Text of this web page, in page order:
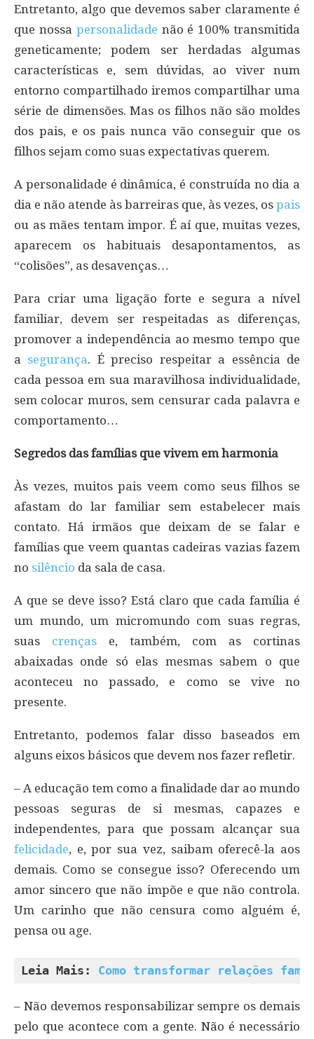
Entretanto, algo que devemos saber claramente é
que nossa personalidade não é 100% transmitida
geneticamente; podem ser herdadas algumas
características e, sem dúvidas, ao viver num
entorno compartilhado iremos compartilhar uma
série de dimensões. Mas os filhos não são moldes
dos pais, e os pais nunca vão conseguir que os
filhos sejam como suas expectativas querem.
A personalidade é dinâmica, é construída no dia a
dia e não atende às barreiras que, às vezes, os pais
ou as mães tentam impor. É aí que, muitas vezes,
aparecem os habituais desapontamentos, as
“colisões”, as desavenças…
Para criar uma ligação forte e segura a nível
familiar, devem ser respeitadas as diferenças,
promover a independência ao mesmo tempo que
a segurança. É preciso respeitar a essência de
cada pessoa em sua maravilhosa individualidade,
sem colocar muros, sem censurar cada palavra e
comportamento…
Segredos das famílias que vivem em harmonia
Às vezes, muitos pais veem como seus filhos se
afastam do lar familiar sem estabelecer mais
contato. Há irmãos que deixam de se falar e
famílias que veem quantas cadeiras vazias fazem
no silêncio da sala de casa.
A que se deve isso? Está claro que cada família é
um mundo, um micromundo com suas regras,
suas crenças e, também, com as cortinas
abaixadas onde só elas mesmas sabem o que
aconteceu no passado, e como se vive no
presente.
Entretanto, podemos falar disso baseados em
alguns eixos básicos que devem nos fazer refletir.
– A educação tem como a finalidade dar ao mundo
pessoas seguras de si mesmas, capazes e
independentes, para que possam alcançar sua
felicidade, e, por sua vez, saibam oferecê-la aos
demais. Como se consegue isso? Oferecendo um
amor sincero que não impõe e que não controla.
Um carinho que não censura como alguém é,
pensa ou age.
Leia Mais: Como transformar relações
– Não devemos responsabilizar sempre os demais
pelo que acontece com a gente. Não é necessário